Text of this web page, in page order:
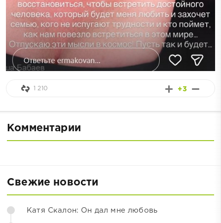
+3
1 210
Комментарии
Свежие новости
Катя Скалон: Он дал мне любовь